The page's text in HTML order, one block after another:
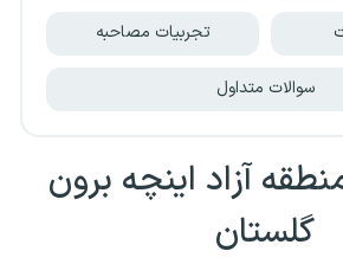
تجربیات مصاحبه
سوالات متداول
آزاد اینچه برون
گلستان